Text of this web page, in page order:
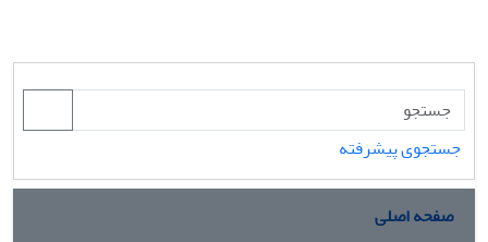
جستجوی پیشرفته
صفحه اصلی